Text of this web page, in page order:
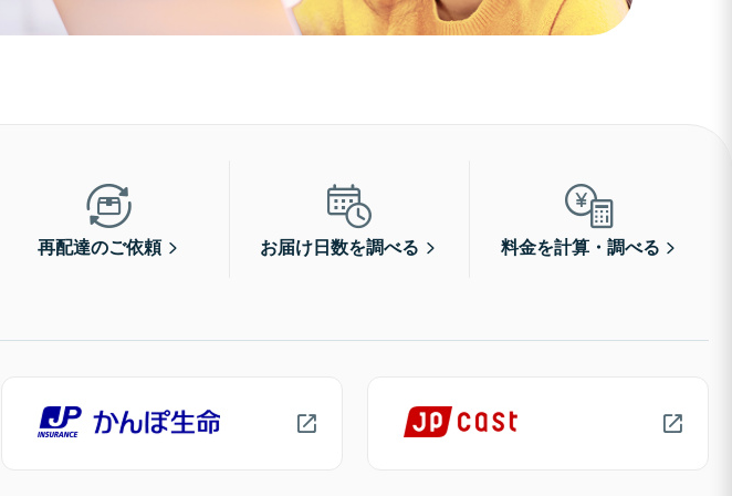
再配達のご依頼 お届け日数を調べる 料金を計算・調べる